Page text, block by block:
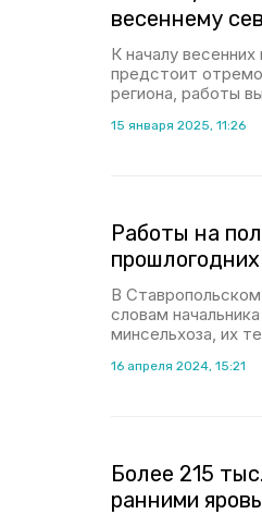
весеннему
К началу
предстоит
региона, работы
15 января 2025, 11:26
Работы на
В
словам
минсельхоза, их
16 апреля 2024, 15:21
Более 215
ранними